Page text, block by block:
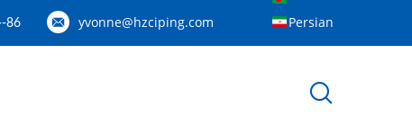
yvonne@hzciping.com
86---158887060844 Persian